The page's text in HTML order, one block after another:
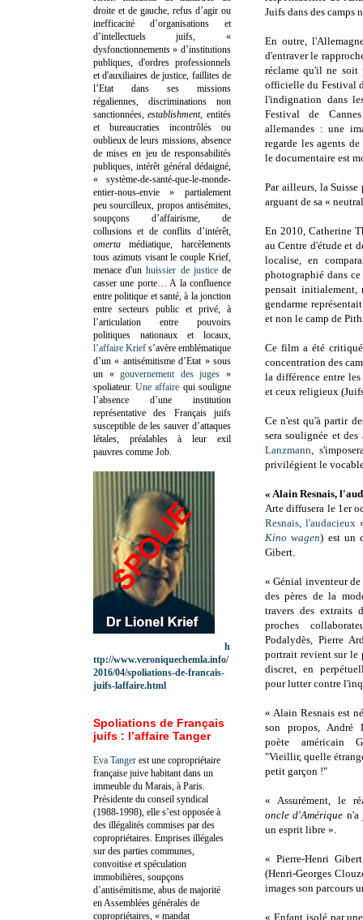
Juifs dans des
En outre,
d'entraver le
réclame qu'il ne soit
officielle du Festival
l'indignation dans
Festival de
allemandes : une
regarde les agents
le documentaire est
Par ailleurs, la
arguant de sa «
En 2010, Catherine
au Centre d'étude et
localise, en
photographié dans
pensait initialement,
gendarme
et non le camp de
Ce film a été
concentration des
la différence entre
et ceux religieux
Ce n'est qu'à partir
sera soulignée et
Lanzmann,
privilégient le
« Alain Resnais,
Arte diffusera le 1er
Resnais, l'audacieux
Kino wagen) est un
Gibert.
« Génial inventeur de
des pères de la
travers des extraits
proches
Podalydès, Pierre
portrait revient sur le
discret, en
pour lutter contre
« Alain Resnais est
son propos, André
poète américain
"Vieillir, quelle
petit garçon !"
« Assurément, le
oncle d'Amérique n'a
un esprit libre ».
« Pierre-Henri
(Henri-Georges
images son parcours
« Enfant isolé par
droite et de gauche, refus d’agir ou
inefficacité d’organisations et
d’intellectuels juifs, «
dysfonctionnements » d’institutions
publiques, d'ordres professionnels
et d'auxiliaires de justice, faillites de
l’Etat dans ses missions
régaliennes, discriminations non
sanctionnées,establishment, entités
et bureaucraties incontrôlés ou
oublieux de leurs missions, absence
de mises en jeu de responsabilités
publiques, intérêt général dédaigné,
« système-de-santé-que-le-monde-
entier-nous-envie » partialement
peu sourcilleux, propos antisémites,
soupçons d’affairisme, de
collusions et de conflits d’intérêt,
omertamédiatique, harcèlements
tous azimuts visant le couple Krief,
menace d'unhuissier de justicede
casser une porte… A la confluence
entre politique et santé, à la jonction
entre secteurs public et privé, à
l’articulation entre pouvoirs
politiques nationaux et locaux,
l’affaire Krief s’avère emblématique
d’un « antisémitisme d’Etat » sous
un «gouvernement des juges »
spoliateur.Une affaire qui souligne
l’absence d’une institution
représentative des Français juifs
susceptible de les sauver d’attaques
létales, préalables à leur exil
pauvres comme Job.
h
ttp://www.veroniquechemla.info/
2016/04/spoliations-de-francais-
juifs-laffaire.html
Spoliations de Français
juifs : l’affaire Tanger
Eva Tanger est une copropriétaire
française juive habitant dans un
immeuble du Marais, à Paris.
Présidente du conseil syndical
(1988-1998), elle s’est opposée à
des illégalités commises par des
copropriétaires. Emprises illégales
sur des parties communes,
convoitise et spéculation
immobilières, soupçons
d’antisémitisme, abus de majorité
en Assemblées générales de
copropriétaires, « mandat